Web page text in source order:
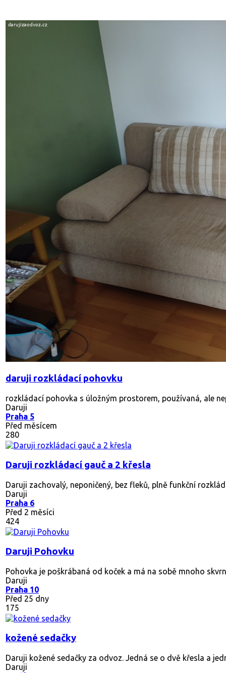
daruji rozkládací pohovku
rozkládací pohovka s úložným prostorem, používaná, ale
Daruji
Praha 5
Před měsícem
280
Daruji rozkládací gauč a 2 křesla
Daruji zachovalý, neponičený, bez fleků, plně funkční
Daruji
Praha 6
Před 2 měsíci
424
Daruji Pohovku
Pohovka je poškrábaná od koček a má na sobě mnoho
Daruji
Praha 10
Před 25 dny
175
kožené sedačky
Daruji kožené sedačky za odvoz. Jedná se o dvě křesla a
Daruji